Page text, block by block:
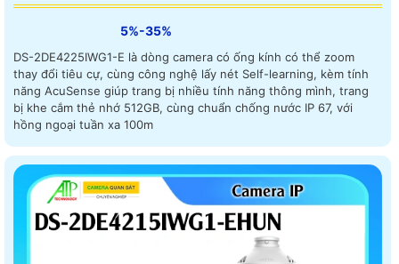
5%-35%
DS-2DE4225IWG1-E là dòng camera có ống kính có thể zoom
thay đổi tiêu cự, cùng công nghệ lấy nét Self-learning, kèm tính
năng AcuSense giúp trang bị nhiều tính năng thông mình, trang
bị khe cắm thẻ nhớ 512GB, cùng chuẩn chống nước IP 67, với
hồng ngoại tuần xa 100m